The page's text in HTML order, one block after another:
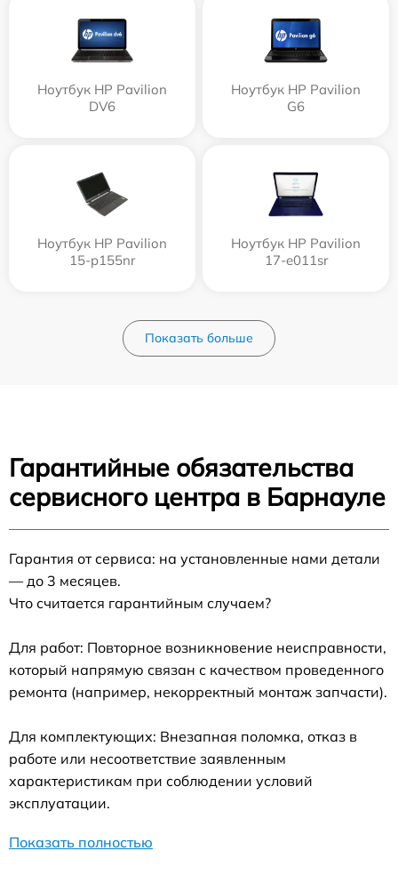
Ноутбук HP Pavilion
DV6
Ноутбук HP Pavilion
G6
Ноутбук HP Pavilion
15-p155nr
Ноутбук HP Pavilion
17-e011sr
Показать больше
Гарантийные обязательства
сервисного центра в Барнауле
Гарантия от сервиса: на установленные нами детали
— до 3 месяцев.
Что считается гарантийным случаем?
Для работ: Повторное возникновение неисправности,
который напрямую связан с качеством проведенного
ремонта (например, некорректный монтаж запчасти).
Для комплектующих: Внезапная поломка, отказ в
работе или несоответствие заявленным
характеристикам при соблюдении условий
эксплуатации.
Показать полностью